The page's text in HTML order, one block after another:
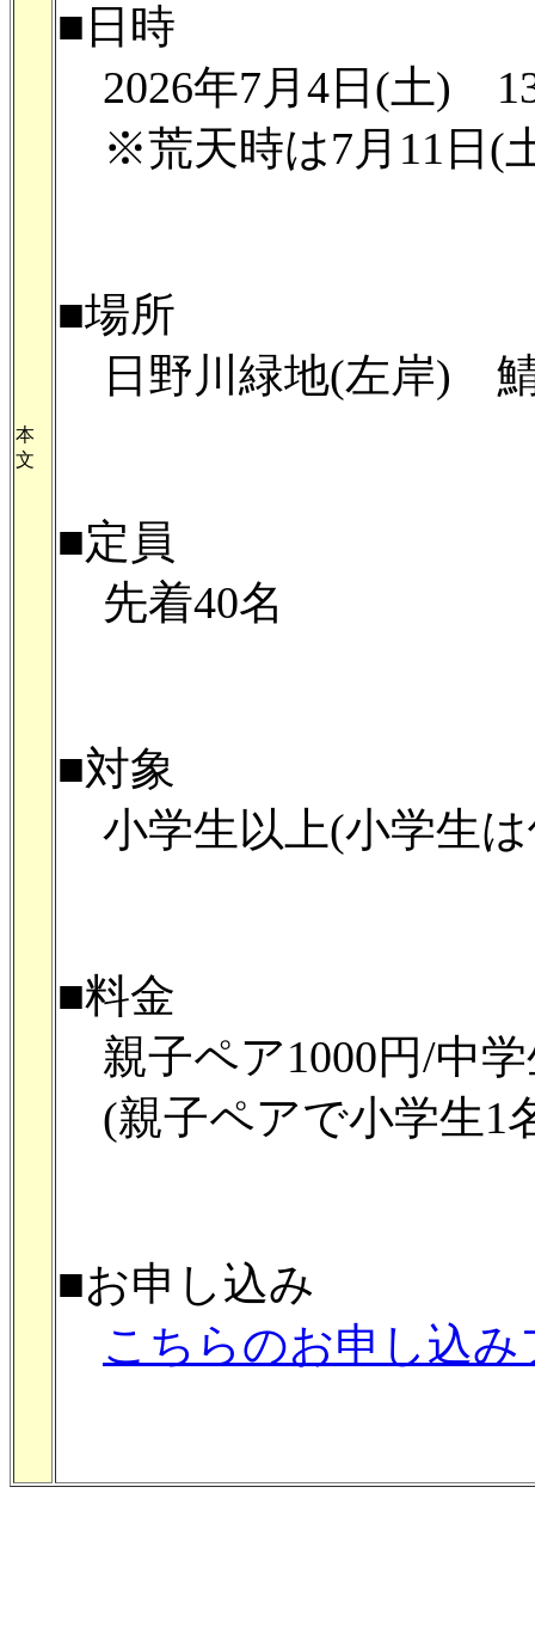
本
文
■日時
2026年7月4日(土)
※荒天時は7月11日(
■場所
日野川緑地(左岸)
■定員
先着40名
■対象
小学生以上(小学生
■料金
親子ペア1000円/中学
(親子ペアで小学生1
■お申し込み
こちらのお申し込み